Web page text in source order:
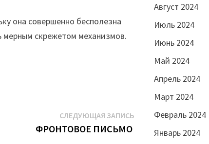
она совершенно бесполезна
скрежетом механизмов.
СЛЕДУЮЩАЯ ЗАПИСЬСледующая
запись:
ФРОНТОВОЕ ПИСЬМО
Август 2024
Июль 2024
Июнь 2024
Май 2024
Апрель 2024
Март 2024
Февраль 2024
Январь 2024